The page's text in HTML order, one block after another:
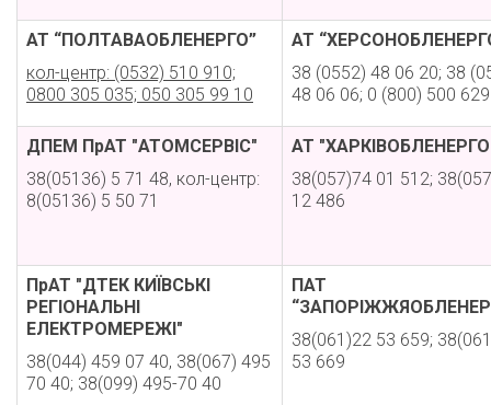
АТ “ПОЛТАВАОБЛЕНЕРГО”
кол-центр: (0532) 510 910;
0800 305 035; 050 305 99 10
АТ
38 (0552) 48 06 20; 38
48 06 06; 0 (800) 500 629
ДПЕМ ПрАТ "АТОМСЕРВІС"
38(05136) 5 71 48, кол-центр:
8(05136) 5 50 71
АТ
38(057)74 01 512;
12 486
ПрАТ "ДТЕК КИЇВСЬКІ
РЕГІОНАЛЬНІ
ЕЛЕКТРОМЕРЕЖІ"
38(044) 459 07 40, 38(067) 495
70 40; 38(099) 495-70 40
ПАТ
38(061)22 53 659;
53 669